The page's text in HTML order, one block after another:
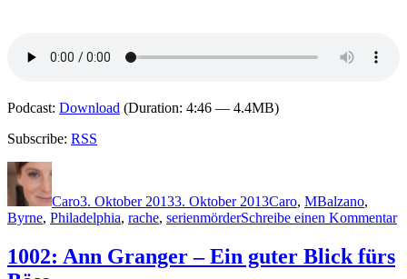
Podcast: Download (Duration: 4:46 — 4.4MB)
Subscribe: RSS
Autor
Caro3. Oktober 20133. Oktober 2013Caro, MBalzano,
Byrne, Philadelphia, rache, serienmörderSchreibe einen Kommentar
1002: Ann Granger – Ein guter Blick fürs